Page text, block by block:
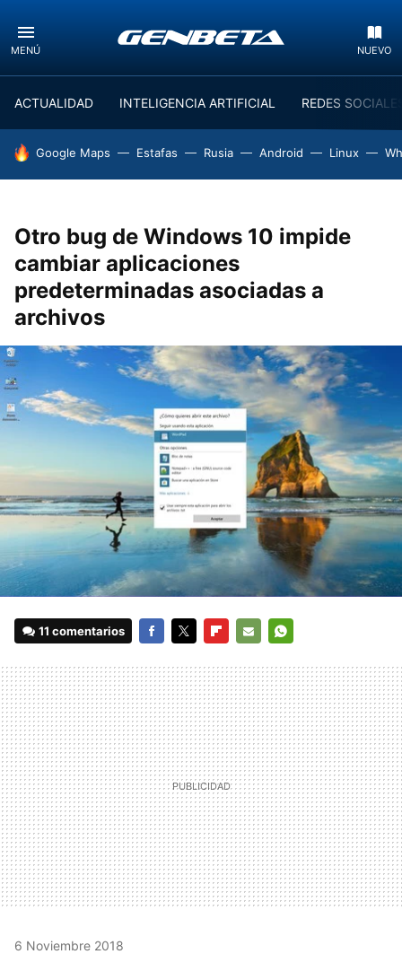
MENÚ NUEVO
ACTUALIDAD INTELIGENCIA ARTIFICIAL REDES
HOY SE HABLA DE
Google Maps Estafas Rusia Android Linux
Otro bug de Windows 10 impide
cambiar aplicaciones
predeterminadas asociadas a
archivos
11 comentarios
MAIL
6 Noviembre 2018